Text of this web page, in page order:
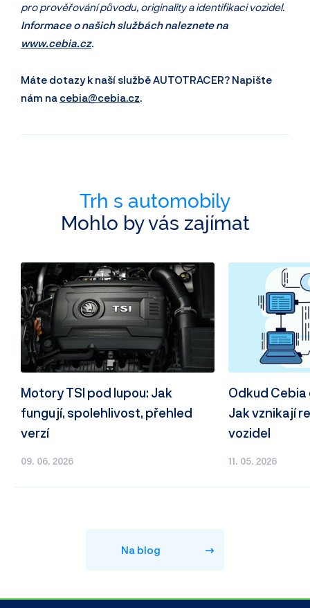
pro prověřování původu, originality a identifikaci vozidel.
Informace o našich službách naleznete na
www.cebia.cz.
Máte dotazy k naší službě AUTOTRACER? Napište
nám na cebia@cebia.cz.
Trh s automobily
Mohlo by vás zajímat
09. 06. 2026
Motory TSI pod lupou: Jak
fungují, spolehlivost, přehled
verzí
11. 05. 2026
Odkud
Jak vznikají
vozidel
Na blog